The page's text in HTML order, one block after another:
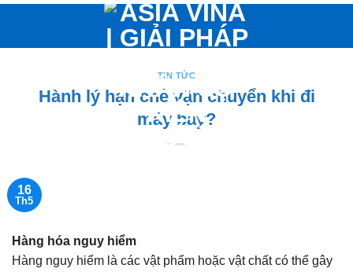
nội
TIN TỨC
Hành lý hạn chế vận chuyển khi đi
máy bay?
16
Th5
Hàng hóa nguy hiểm
Hàng nguy hiểm là các vật phẩm hoặc vật chất có thể gây